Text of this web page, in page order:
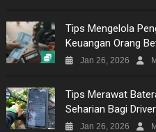
MOVIES
MUSIC
Tips Mengelola
Keuangan Orang
Jan 26, 2026
Tips Merawat
Seharian Bagi
Jan 26, 2026